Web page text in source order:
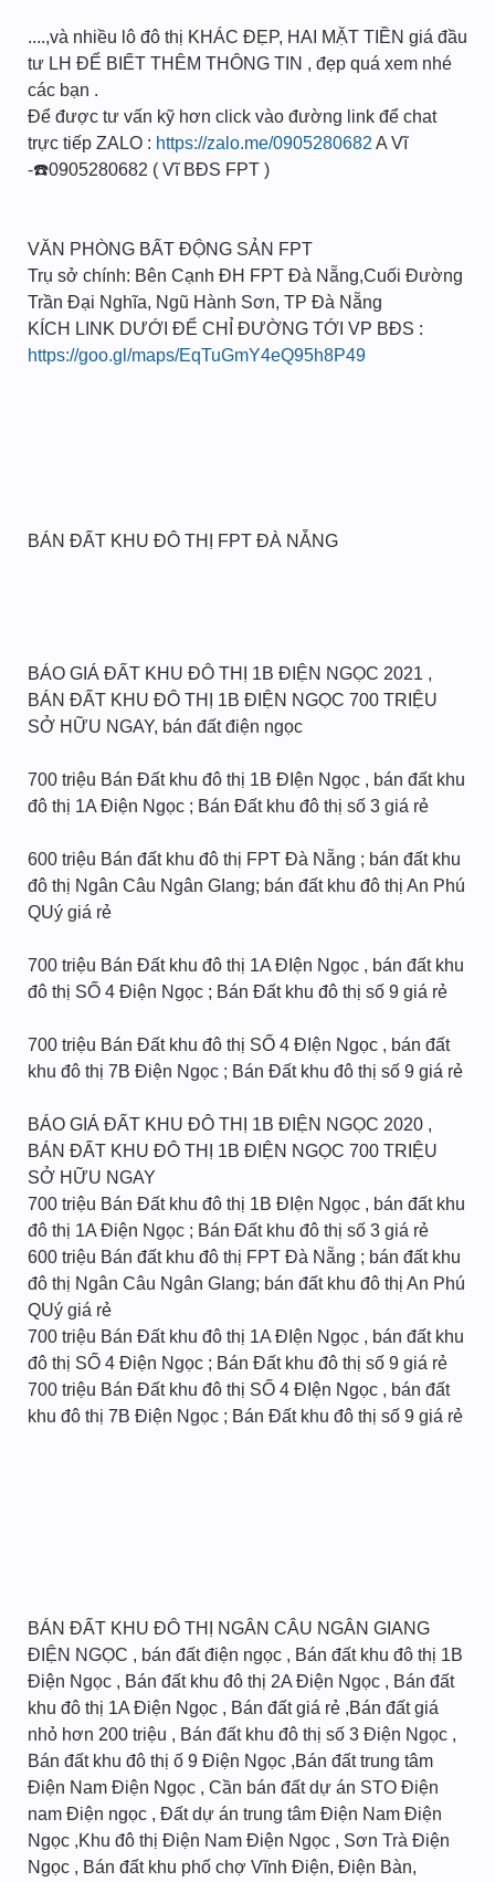
....,và nhiều lô đô thị KHÁC ĐẸP, HAI MẶT TIỀN giá đầu
tư LH ĐỂ BIẾT THÊM THÔNG TIN , đẹp quá xem nhé
các bạn .
Để được tư vấn kỹ hơn click vào đường link để chat
trực tiếp ZALO : https://zalo.me/0905280682 A Vĩ
-☎️0905280682 ( Vĩ BĐS FPT )
VĂN PHÒNG BẤT ĐỘNG SẢN FPT
Trụ sở chính: Bên Cạnh ĐH FPT Đà Nẵng,Cuối Đường
Trần Đại Nghĩa, Ngũ Hành Sơn, TP Đà Nẵng
KÍCH LINK DƯỚI ĐỂ CHỈ ĐƯỜNG TỚI VP BĐS :
https://goo.gl/maps/EqTuGmY4eQ95h8P49
BÁN ĐẤT KHU ĐÔ THỊ FPT ĐÀ NẴNG
BÁO GIÁ ĐẤT KHU ĐÔ THỊ 1B ĐIỆN NGỌC 2021 ,
BÁN ĐẤT KHU ĐÔ THỊ 1B ĐIỆN NGỌC 700 TRIỆU
SỞ HỮU NGAY, bán đất điện ngọc
700 triệu Bán Đất khu đô thị 1B ĐIện Ngọc , bán đất khu
đô thị 1A Điện Ngọc ; Bán Đất khu đô thị số 3 giá rẻ
600 triệu Bán đất khu đô thị FPT Đà Nẵng ; bán đất khu
đô thị Ngân Câu Ngân GIang; bán đất khu đô thị An Phú
QUý giá rẻ
700 triệu Bán Đất khu đô thị 1A ĐIện Ngọc , bán đất khu
đô thị SỐ 4 Điện Ngọc ; Bán Đất khu đô thị số 9 giá rẻ
700 triệu Bán Đất khu đô thị SỐ 4 ĐIện Ngọc , bán đất
khu đô thị 7B Điện Ngọc ; Bán Đất khu đô thị số 9 giá rẻ
BÁO GIÁ ĐẤT KHU ĐÔ THỊ 1B ĐIỆN NGỌC 2020 ,
BÁN ĐẤT KHU ĐÔ THỊ 1B ĐIỆN NGỌC 700 TRIỆU
SỞ HỮU NGAY
700 triệu Bán Đất khu đô thị 1B ĐIện Ngọc , bán đất khu
đô thị 1A Điện Ngọc ; Bán Đất khu đô thị số 3 giá rẻ
600 triệu Bán đất khu đô thị FPT Đà Nẵng ; bán đất khu
đô thị Ngân Câu Ngân GIang; bán đất khu đô thị An Phú
QUý giá rẻ
700 triệu Bán Đất khu đô thị 1A ĐIện Ngọc , bán đất khu
đô thị SỐ 4 Điện Ngọc ; Bán Đất khu đô thị số 9 giá rẻ
700 triệu Bán Đất khu đô thị SỐ 4 ĐIện Ngọc , bán đất
khu đô thị 7B Điện Ngọc ; Bán Đất khu đô thị số 9 giá rẻ
BÁN ĐẤT KHU ĐÔ THỊ NGÂN CÂU NGÂN GIANG
ĐIỆN NGỌC , bán đất điện ngọc , Bán đất khu đô thị 1B
Điện Ngọc , Bán đất khu đô thị 2A Điện Ngọc , Bán đất
khu đô thị 1A Điện Ngọc , Bán đất giá rẻ ,Bán đất giá
nhỏ hơn 200 triệu , Bán đất khu đô thị số 3 Điện Ngọc ,
Bán đất khu đô thị ố 9 Điện Ngọc ,Bán đất trung tâm
Điện Nam Điện Ngọc , Cần bán đất dự án STO Điện
nam Điện ngọc , Đất dự án trung tâm Điện Nam Điện
Ngọc ,Khu đô thị Điện Nam Điện Ngọc , Sơn Trà Điện
Ngọc , Bán đất khu phố chợ Vĩnh Điện, Điện Bàn,